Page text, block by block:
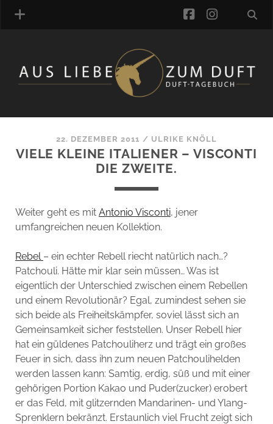
MANUFAKTUREN
DUFTNOTEN
LINK-SAMMLUNG
ARTIKEL-ARCHIV
ONLINE-SHOP
DAS ALZD-TEAM
facebook
22. DEZEMBER 2011 / ULRIKE KNÖLL
VIELE KLEINE ITALIENER – VISCONTI
DIE ZWEITE.
Weiter geht es mit Antonio Visconti, jener
umfangreichen neuen Kollektion.
Rebel – ein echter Rebell riecht natürlich nach…?
Patchouli. Hätte mir klar sein müssen… Was ist
eigentlich der Unterschied zwischen einem Rebellen
und einem Revolutionär? Egal, zumindest sehen sie
sich beide als Freiheitskämpfer, soviel lässt sich an
Gemeinsamkeit sicher feststellen. Unser Rebell hier
hat ein güldenes Patchouliherz und trägt ein großes
Feuer in sich, dass ihn zum neuen Patchoulihelden
werden lassen kann: Samtig, erdig, süß und mit einer
gehörigen Portion Kakao und Puder(zucker) erobert
er das Feld, mit glitzernden Mandarinen- und Ylang-
Sprenklern bekränzt. Erstaunlich viel Frucht zeigt sich